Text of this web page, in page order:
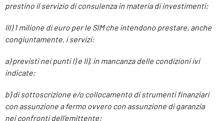
prestino il servizio di consulenza in materia di investimenti;
III) 1 milione di euro per le SIM che intendono prestare, anche
congiuntamente, i servizi:
a) previsti nei punti I) e II), in mancanza delle condizioni ivi
indicate;
b) di sottoscrizione e/o collocamento di strumenti finanziari
con assunzione a fermo ovvero con assunzione di garanzia
nei confronti dell’emittente;